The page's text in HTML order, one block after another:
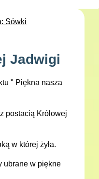
Sówki
Jadwigi
" Piękna nasza
postacią Królowej
w której żyła.
ubrane w piękne